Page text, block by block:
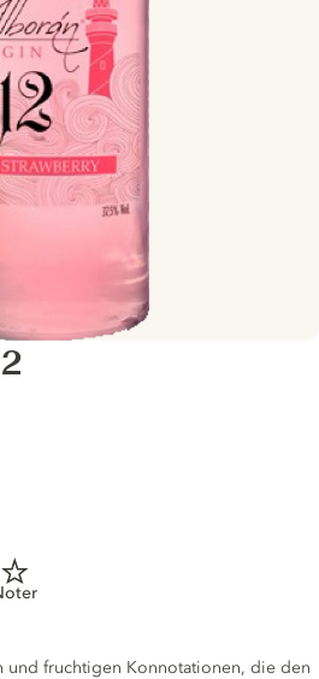
und fruchtigen Konnotationen, die den